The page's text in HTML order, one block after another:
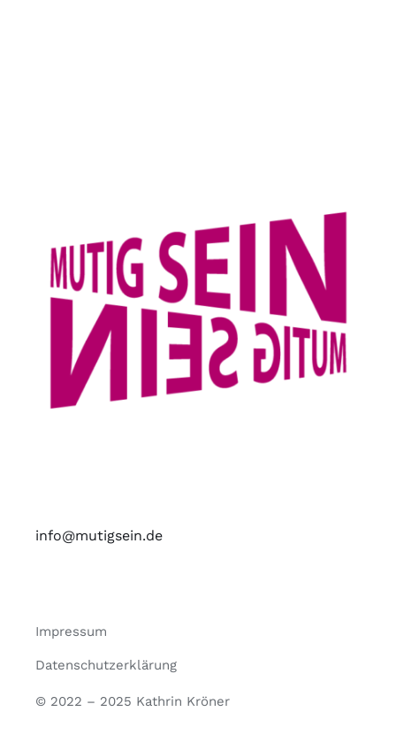
info@mutigsein.de
Impressum
Datenschutzerklärung
© 2022 – 2025 Kathrin Kröner